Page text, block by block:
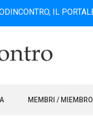
IL PORTALE
MEMBRI /